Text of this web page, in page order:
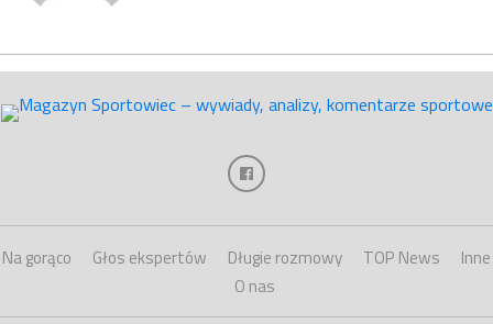
Na gorąco Głos ekspertów Długie rozmowy TOP News
Inne
O nas